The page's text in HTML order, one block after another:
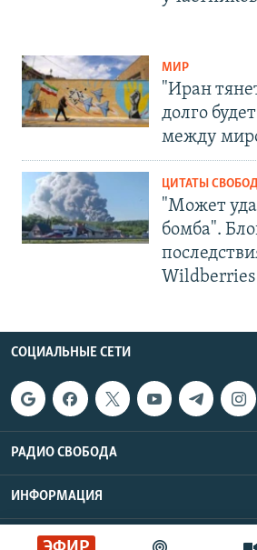
МИР
"Иран
долго
между
ЦИТАТЫ
"Может
бомба".
Wildberries
СОЦИАЛЬНЫЕ СЕТИ
РАДИО СВОБОДА
ИНФОРМАЦИЯ
Радио Свобода © 2026 RFE/RL,